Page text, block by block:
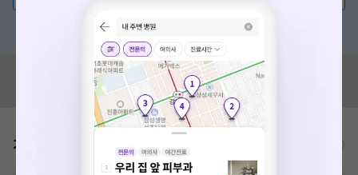
혹은, 의료상담 서비스에 다양한 게시글 보러가기
혹시 잘못된 병원정보가 있나요?
모두닥 팀에 알려주세요!
가격표